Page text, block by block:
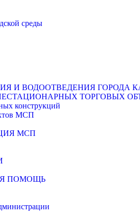
среды
И ВОДООТВЕДЕНИЯ ГОРОДА
ТОРГОВЫХ
конструкций
МСП
МСП
ПОМОЩЬ